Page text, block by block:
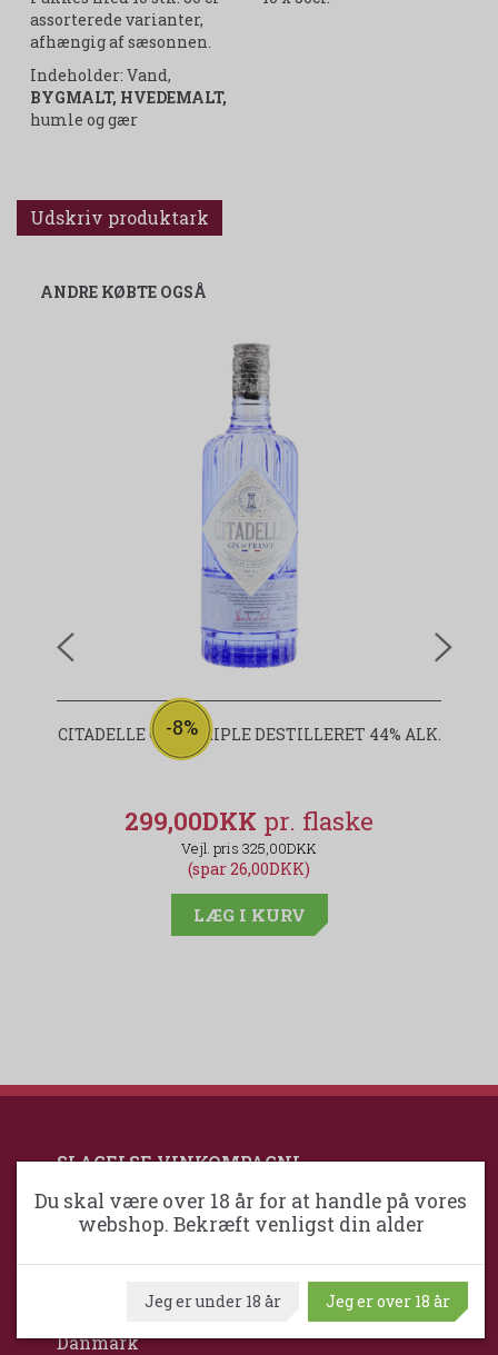
assorterede varianter,
afhængig af sæsonnen.
Indeholder: Vand,
BYGMALT, HVEDEMALT,
humle og gær
Udskriv produktark
ANDRE KØBTE OGSÅ
-8%
CITADELLE GIN - TRIPLE DESTILLERET 44% ALK.
299,00DKK
325,00DKK
(spar 26,00DKK)
LÆG I KURV
SLAGELSE VINKOMPAGNI
Slagelse VinKompagni ApS / Maximum
Middelfartvej 2
DK-4200 Slagelse
Danmark
Du skal være over 18 år for at handle på vores
webshop. Bekræft venligst din alder
Jeg er under 18 år Jeg er over 18 år